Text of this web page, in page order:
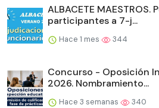
ALBACETE
participantes a 7-j...
Hace 1 mes 344
Concurso - Oposición
2026. Nombramiento...
Hace 3 semanas 340